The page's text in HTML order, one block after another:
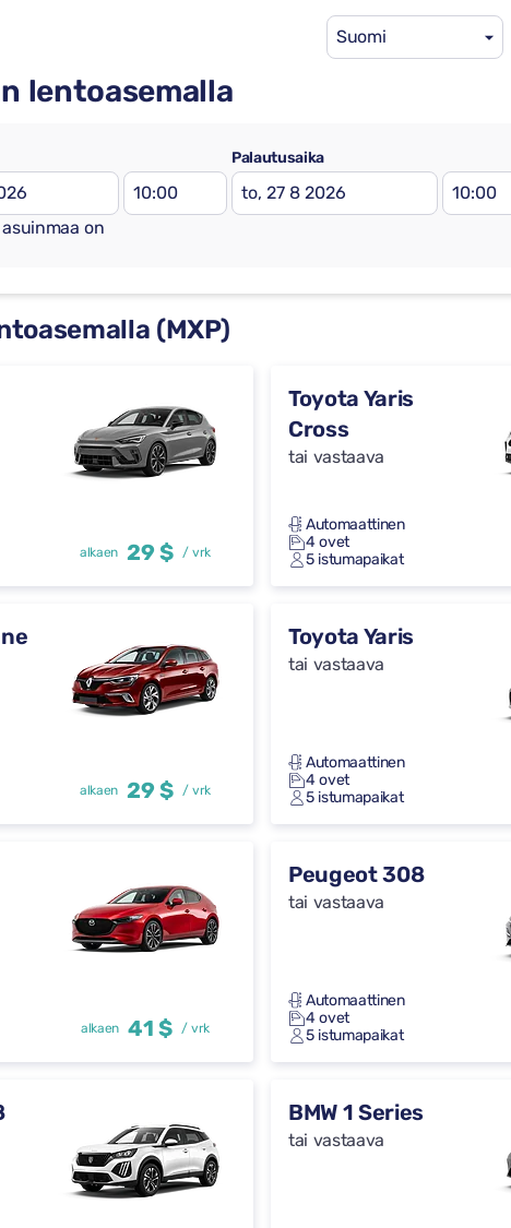
Suomi
lentoasemalla
Palautusaika
on
(MXP)
alkaen 29 $ / vrk
Toyota Yaris
Cross
tai vastaava
Automaattinen
4 ovet
5 istumapaikat
alkaen 29 $ / vrk
Toyota Yaris
tai vastaava
Automaattinen
4 ovet
5 istumapaikat
alkaen 41 $ / vrk
Peugeot 308
tai vastaava
Automaattinen
4 ovet
5 istumapaikat
BMW 1 Series
tai vastaava